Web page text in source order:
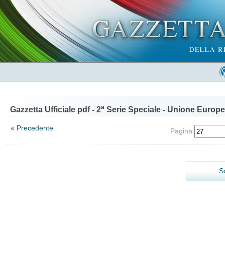
Gazzetta Ufficiale pdf - 2a Serie Speciale - Unione
« Precedente Pagina